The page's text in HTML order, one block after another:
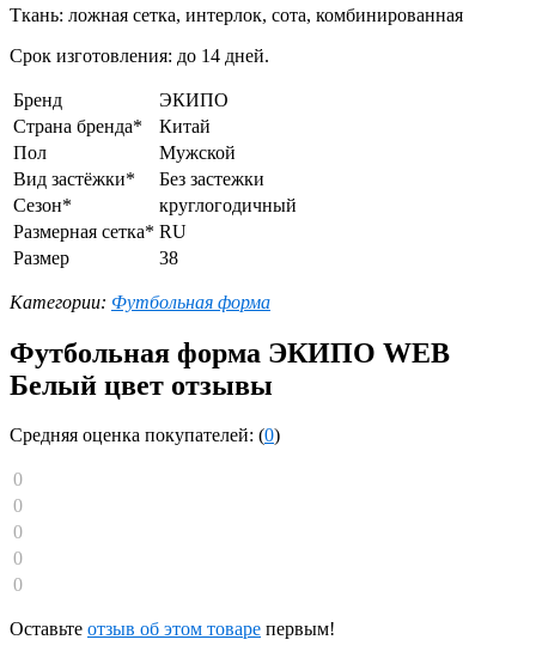
Ткань: ложная сетка, интерлок, сота, комбинированная
Срок изготовления: до 14 дней.
Бренд
ЭКИПО
Страна бренда*
Китай
Пол
Мужской
Вид застёжки*
Без застежки
Сезон*
круглогодичный
Размерная сетка* RU
Размер
38
Категории: Футбольная форма
Футбольная форма ЭКИПО WEB
Белый цвет отзывы
Средняя оценка покупателей: (0)
0
0
0
0
0
Оставьте отзыв об этом товаре первым!